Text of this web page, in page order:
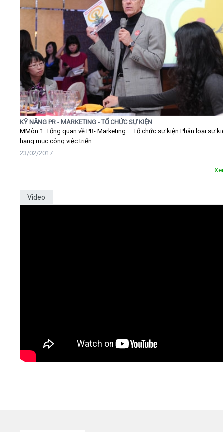
KỸ NĂNG PR - MARKETING - TỔ CHỨC SỰ KIỆN
MMôn 1: Tổng quan về PR- Marketing – Tổ chức sự kiện Phân loại sự
hạng mục công việc triển...
23/02/2017
Video